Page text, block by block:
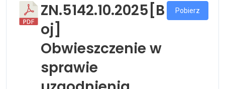
ZN.5142.10.2025[B
oj]
Obwieszczenie w
sprawie
Pobierz